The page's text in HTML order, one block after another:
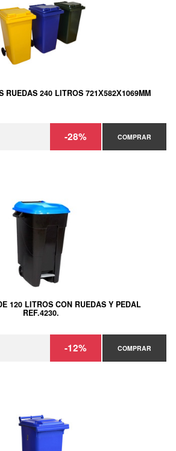
RUEDAS 240 LITROS 721Х582Х1069MM
-28% COMPRAR
120 LITROS CON RUEDAS Y PEDAL
REF.4230.
-12% COMPRAR